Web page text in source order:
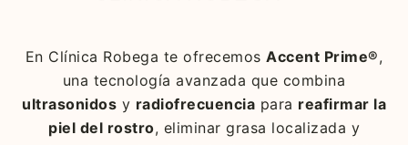
En Clínica Robega te ofrecemosAccent Prime®,
una tecnología avanzada que combina
ultrasonidos y radiofrecuencia para reafirmar la
piel del rostro, eliminar grasa localizada y